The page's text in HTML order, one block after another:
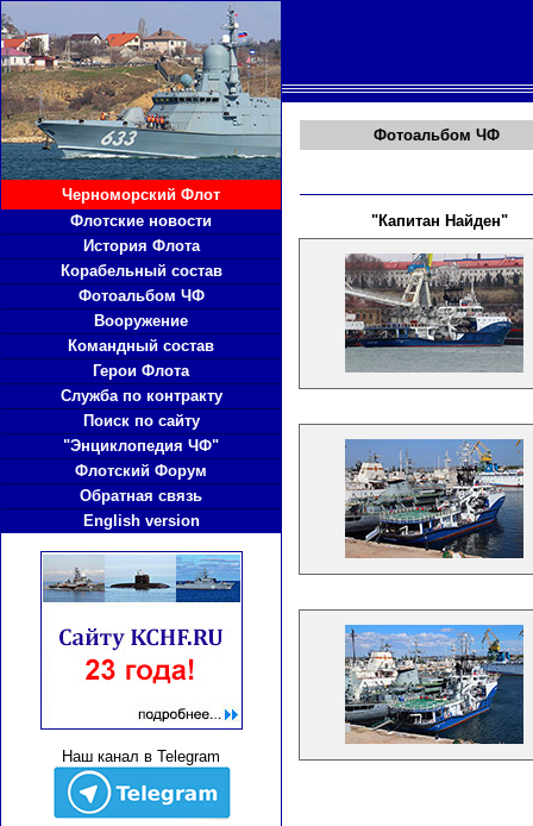
Черноморский Флот
Флотские новости
История Флота
Корабельный состав
Фотоальбом ЧФ
Вооружение
Командный состав
Герои Флота
Служба по контракту
Поиск по сайту
"Энциклопедия ЧФ"
Флотский Форум
Обратная связь
English version
Наш канал в Telegram
Фотоальбом ЧФ
"Капитан Найден"